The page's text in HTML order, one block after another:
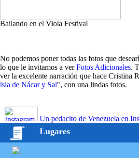
Bailando en el Viola Festival
No podemos poner todas las fotos que
lo que le invitamos a verFotos Adicionales.
ver la excelente narración que hace Cristina
isla de Nácar y Sal", con una lindas fotos.
Un pedacito de Venezuela en
Lugares